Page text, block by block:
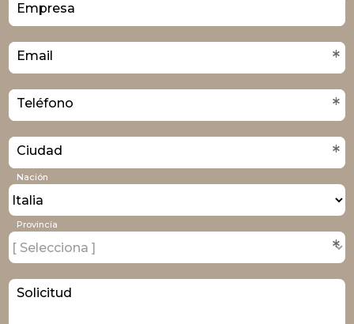
Empresa
Email *
Teléfono *
Ciudad *
Nación
Provincia
*
Solicitud